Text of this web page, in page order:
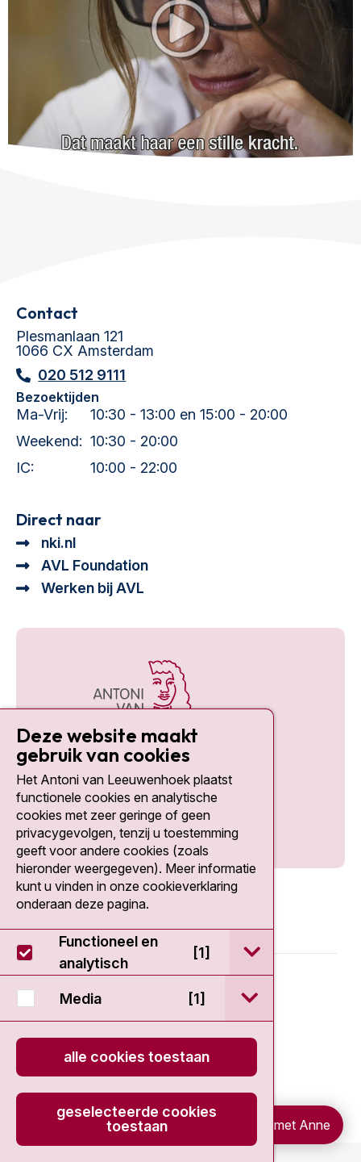
Contact
Plesmanlaan 121
1066 CX Amsterdam
020 512 9111
Bezoektijden
Ma-Vrij:
10:30 - 13:00 en 15:00 - 20:00
Weekend: 10:30 - 20:00
IC:
10:00 - 22:00
Direct naar
nki.nl
AVL Foundation
Werken bij AVL
Social media
© 2026 - Antoni van Leeuwenhoek
Privacy statement
Cookieverklaring
Deze website maakt
gebruik van cookies
Het Antoni van Leeuwenhoek plaatst
functionele cookies en analytische
cookies met zeer geringe of geen
privacygevolgen, tenzij u toestemming
geeft voor andere cookies (zoals
hieronder weergegeven). Meer informatie
kunt u vinden in onze cookieverklaring
onderaan deze pagina.
Functioneel en
analytisch
[1] open / sluit
Media [1] open / sluit
alle cookies toestaan
geselecteerde cookies
toestaan
Chat met Anne